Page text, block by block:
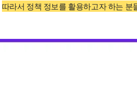
따라서 정책 정보를 활용하고자 하는 분